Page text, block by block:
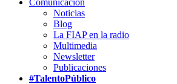
Comunicación
Noticias
Blog
La FIAP en la radio
Multimedia
Newsletter
Publicaciones
#TalentoPúblico